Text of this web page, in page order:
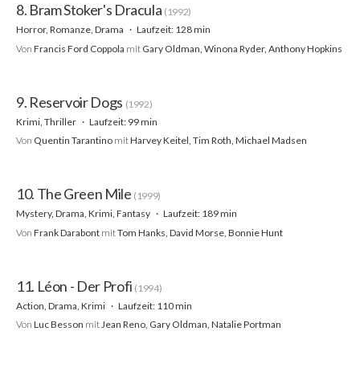
8. Bram Stoker's Dracula (1992)
Horror, Romanze, Drama
Laufzeit: 128 min
Von Francis Ford Coppola mit Gary Oldman, Winona Ryder, Anthony Hopkins
9. Reservoir Dogs (1992)
Krimi, Thriller
Laufzeit: 99 min
Von Quentin Tarantino mitHarvey Keitel, Tim Roth, Michael Madsen
10. The Green Mile (1999)
Mystery, Drama, Krimi, Fantasy
Laufzeit: 189 min
Von Frank Darabont mitTom Hanks, David Morse, Bonnie Hunt
11. Léon - Der Profi (1994)
Action, Drama, Krimi
Laufzeit: 110 min
Von Luc Besson mitJean Reno, Gary Oldman, Natalie Portman